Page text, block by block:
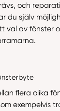
och
du själv
val av fönster
flera olika
exempelvis